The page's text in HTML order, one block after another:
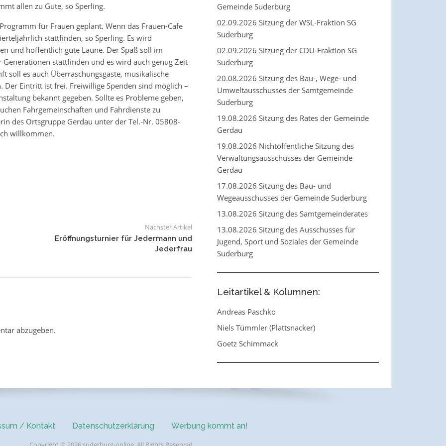
allen zu Gute, so Sperling.
für Frauen geplant. Wenn das Frauen-Cafe
stattfinden, so Sperling. Es wird
und hoffentlich gute Laune. Der Spaß soll im
stattfinden und es wird auch genug Zeit
soll es auch Überraschungsgäste, musikalische
Eintritt ist frei. Freiwillige Spenden sind möglich –
bekannt gegeben. Sollte es Probleme geben,
Fahrgemeinschaften und Fahrdienste zu
des Ortsgruppe Gerdau unter der Tel.-Nr. 05808-
willkommen.
Nächster Artikel
Eröffnungsturnier für Jedermann und
Jederfrau
abzugeben.
Gemeinde Suderburg
02.09.2026 Sitzung der WSL-Fraktion SG
Suderburg
02.09.2026 Sitzung der CDU-Fraktion SG
Suderburg
20.08.2026 Sitzung des Bau-, Wege- und
Umweltausschusses der Samtgemeinde
Suderburg
19.08.2026 Sitzung des Rates der Gemeinde
Gerdau
19.08.2026 Nichtöffentliche Sitzung des
Verwaltungsausschusses der Gemeinde
Gerdau
17.08.2026 Sitzung des Bau- und
Wegeausschusses der Gemeinde Suderburg
13.08.2026 Sitzung des Samtgemeinderates
13.08.2026 Sitzung des Ausschusses für
Jugend, Sport und Soziales der Gemeinde
Suderburg
Leitartikel & Kolumnen:
Andreas Paschko
Niels Tümmler (Plattsnacker)
Goetz Schimmack
/ Kontakt Datenschutzerklärung Werbung kommt an!